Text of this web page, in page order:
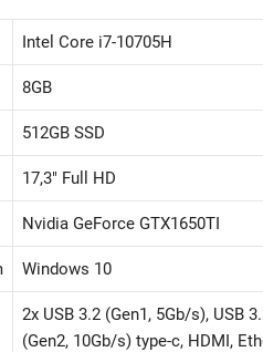
Intel Core i7-10705H
8GB
512GB SSD
17,3" Full HD
Nvidia GeForce GTX1650TI
Windows 10
2x USB 3.2 (Gen1, 5Gb/s), USB
(Gen2, 10Gb/s) type-c, HDMI,